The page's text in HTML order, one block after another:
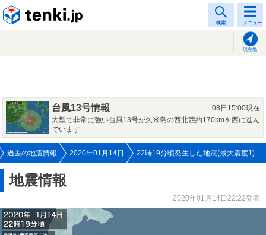
検索 メニュー
現在地
台風13号情報
08日15:00現在
大型で非常に強い台風13号が久米島の西北西約170kmを西に進ん
でいます
過去の地震情報 2020年01月14日 22時19分頃発生した地震(最大震度1)
地震情報
2020年01月14日22:22発表